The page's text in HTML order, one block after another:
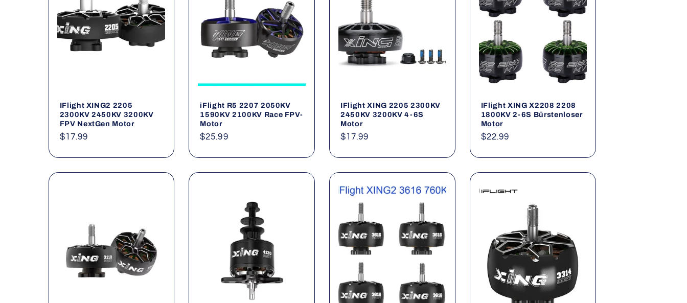
IFlight XING2 2205
2300KV 2450KV 3200KV
FPV NextGen Motor
Normaler
$17.99
iFlight R5 2207 2050KV
1590KV 2100KV Race FPV-
Motor
Normaler
$25.99
IFlight XING 2205 2300KV
2450KV 3200KV 4-6S
Motor
Normaler
$17.99
IFlight XING X2208 2208
1800KV 2-6S Bürstenloser
Motor
Normaler
$22.99